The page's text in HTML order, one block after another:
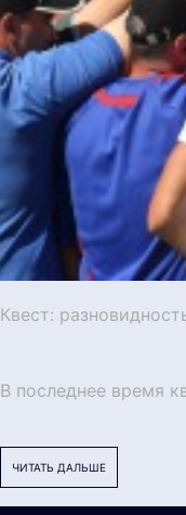
Квест:
В последнее время
ЧИТАТЬ ДАЛЬШЕ